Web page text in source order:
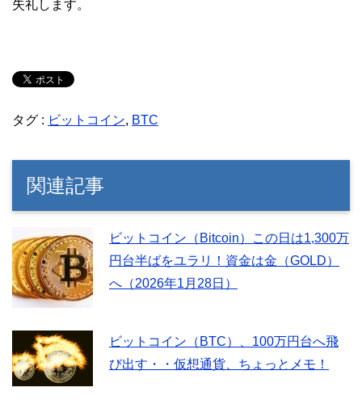
失礼します。
タグ : ビットコイン, BTC
関連記事
ビットコイン（Bitcoin）この日は1,300万
円台半ばをユラリ！資金は金（GOLD）
へ（2026年1月28日）
ビットコイン（BTC）、100万円台へ飛
び出す・・仮想通貨、ちょっとメモ！